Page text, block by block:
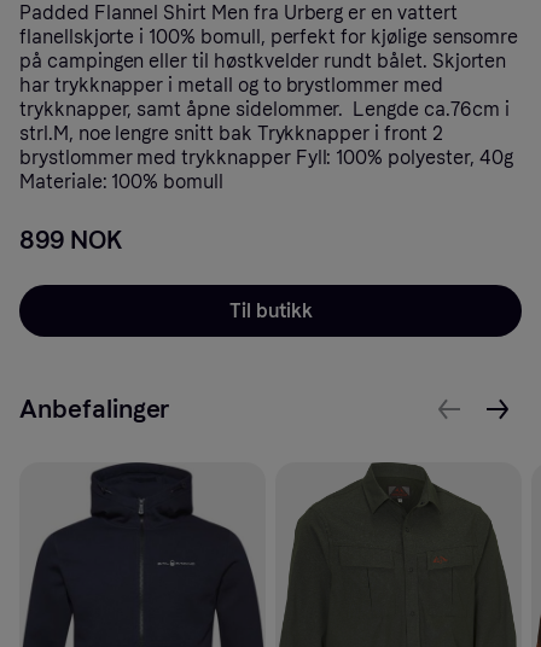
Padded Flannel Shirt Men fra Urberg er en vattert
flanellskjorte i 100% bomull, perfekt for kjølige sensomre
på campingen eller til høstkvelder rundt bålet. Skjorten
har trykknapper i metall og to brystlommer med
trykknapper, samt åpne sidelommer. Lengde ca.76cm i
strl.M, noe lengre snitt bak Trykknapper i front 2
brystlommer med trykknapper Fyll: 100% polyester, 40g
Materiale: 100% bomull
899 NOK
Til butikk
Anbefalinger